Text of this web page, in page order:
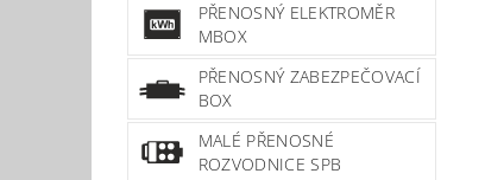
PŘENOSNÝ ELEKTROMĚR
MBOX
PŘENOSNÝ ZABEZPEČOVACÍ
BOX
MALÉ PŘENOSNÉ
ROZVODNICE SPB